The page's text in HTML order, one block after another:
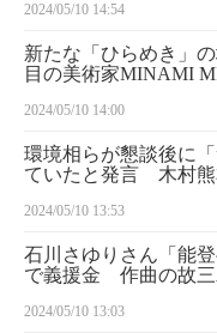
2024/05/10 14:54
新たな「ひらめき」
目の美術家MINAMI
2024/05/10 14:00
環境相らが懇談後に
ていたと発言 木村熊
2024/05/10 13:53
石川さゆりさん「能
で義援金 作曲の故三
2024/05/10 13:03